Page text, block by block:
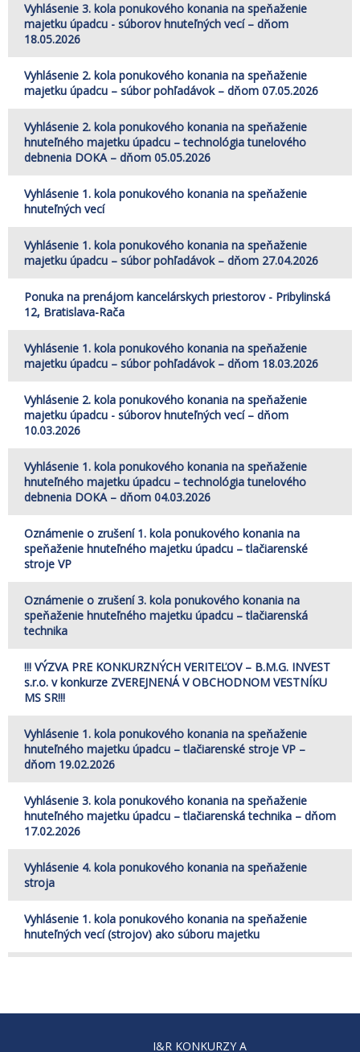
Vyhlásenie 3. kola ponukového konania na speňaženie
majetku úpadcu - súborov hnuteľných vecí – dňom
18.05.2026
Vyhlásenie 2. kola ponukového konania na speňaženie
majetku úpadcu – súbor pohľadávok – dňom 07.05.2026
Vyhlásenie 2. kola ponukového konania na speňaženie
hnuteľného majetku úpadcu – technológia tunelového
debnenia DOKA – dňom 05.05.2026
Vyhlásenie 1. kola ponukového konania na speňaženie
hnuteľných vecí
Vyhlásenie 1. kola ponukového konania na speňaženie
majetku úpadcu – súbor pohľadávok – dňom 27.04.2026
Ponuka na prenájom kancelárskych priestorov - Pribylinská
12, Bratislava-Rača
Vyhlásenie 1. kola ponukového konania na speňaženie
majetku úpadcu – súbor pohľadávok – dňom 18.03.2026
Vyhlásenie 2. kola ponukového konania na speňaženie
majetku úpadcu - súborov hnuteľných vecí – dňom
10.03.2026
Vyhlásenie 1. kola ponukového konania na speňaženie
hnuteľného majetku úpadcu – technológia tunelového
debnenia DOKA – dňom 04.03.2026
Oznámenie o zrušení 1. kola ponukového konania na
speňaženie hnuteľného majetku úpadcu – tlačiarenské
stroje VP
Oznámenie o zrušení 3. kola ponukového konania na
speňaženie hnuteľného majetku úpadcu – tlačiarenská
technika
!!! VÝZVA PRE KONKURZNÝCH VERITEĽOV – B.M.G. INVEST
s.r.o. v konkurze ZVEREJNENÁ V OBCHODNOM VESTNÍKU
MS SR!!!
Vyhlásenie 1. kola ponukového konania na speňaženie
hnuteľného majetku úpadcu – tlačiarenské stroje VP –
dňom 19.02.2026
Vyhlásenie 3. kola ponukového konania na speňaženie
hnuteľného majetku úpadcu – tlačiarenská technika – dňom
17.02.2026
Vyhlásenie 4. kola ponukového konania na speňaženie
stroja
Vyhlásenie 1. kola ponukového konania na speňaženie
hnuteľných vecí (strojov) ako súboru majetku
I&R KONKURZY A